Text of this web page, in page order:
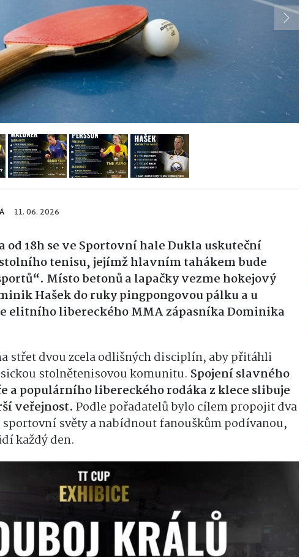
Next
11. 06. 2026
od 18h se ve Sportovní hale Dukla uskuteční
tenisu, jejímž hlavním tahákem bude
Místo betonů a lapačky vezme hokejový
Hašek do ruky pingpongovou pálku a u
elitního libereckého MMA zápasníka Dominika
střet dvou zcela odlišných disciplín, aby přitáhli
stolnětenisovou komunitu. Spojení slavného
a populárního libereckého rodáka z klece slibuje
veřejnost. Podle pořadatelů bylo cílem propojit dva
světy a nabídnout fanouškům podívanou,
každý den.